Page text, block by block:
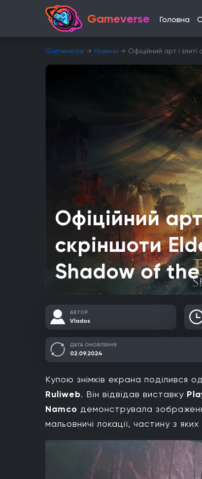
Gameverse Головна
Gameverse Новини Офіційний арт і
Офіційний арт
скріншоти
Shadow of
АВТОР
Vlados
ДАТА ОНОВЛЕННЯ
02.09.2024
Купою знімків екрана поділився
Ruliweb. Він відвідав виставку
Namco демонструвала
мальовничі локації, частину з